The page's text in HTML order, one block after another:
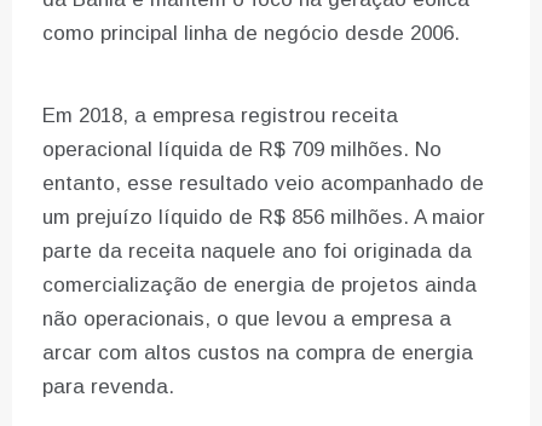
como principal linha de negócio desde 2006.
Em 2018, a empresa registrou receita
operacional líquida de R$ 709 milhões. No
entanto, esse resultado veio acompanhado de
um prejuízo líquido de R$ 856 milhões. A maior
parte da receita naquele ano foi originada da
comercialização de energia de projetos ainda
não operacionais, o que levou a empresa a
arcar com altos custos na compra de energia
para revenda.